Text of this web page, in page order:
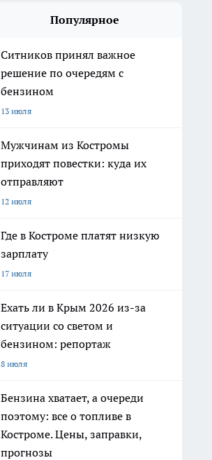
Популярное
Ситников принял важное
решение по очередям с
бензином
13 июля
Мужчинам из Костромы
приходят повестки: куда их
отправляют
12 июля
Где в Костроме платят низкую
зарплату
17 июля
Ехать ли в Крым 2026 из-за
ситуации со светом и
бензином: репортаж
8 июля
Бензина хватает, а очереди
поэтому: все о топливе в
Костроме. Цены, заправки,
прогнозы